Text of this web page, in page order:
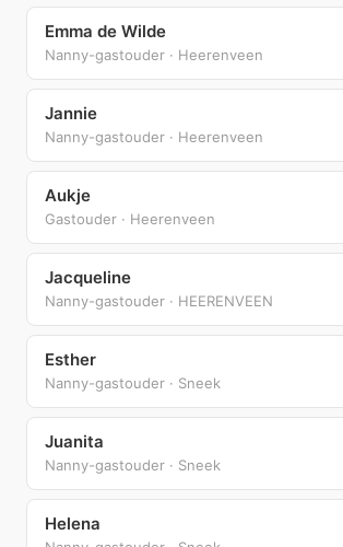
Emma de Wilde
Nanny-gastouder · Heerenveen
Jannie
Nanny-gastouder · Heerenveen
Aukje
Gastouder · Heerenveen
Jacqueline
Nanny-gastouder · HEERENVEEN
Esther
Nanny-gastouder · Sneek
Juanita
Nanny-gastouder · Sneek
Helena